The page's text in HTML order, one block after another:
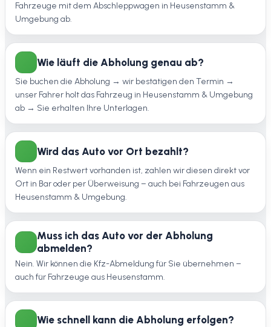
Fahrzeuge mit dem Abschleppwagen in Heusenstamm &
Umgebung ab.
Wie läuft die Abholung genau ab?
Sie buchen die Abholung → wir bestätigen den Termin →
unser Fahrer holt das Fahrzeug in Heusenstamm & Umgebung
ab → Sie erhalten Ihre Unterlagen.
Wird das Auto vor Ort bezahlt?
Wenn ein Restwert vorhanden ist, zahlen wir diesen direkt vor
Ort in Bar oder per Überweisung – auch bei Fahrzeugen aus
Heusenstamm & Umgebung.
Muss ich das Auto vor der Abholung
abmelden?
Nein. Wir können die Kfz-Abmeldung für Sie übernehmen –
auch für Fahrzeuge aus Heusenstamm.
Wie schnell kann die Abholung erfolgen?